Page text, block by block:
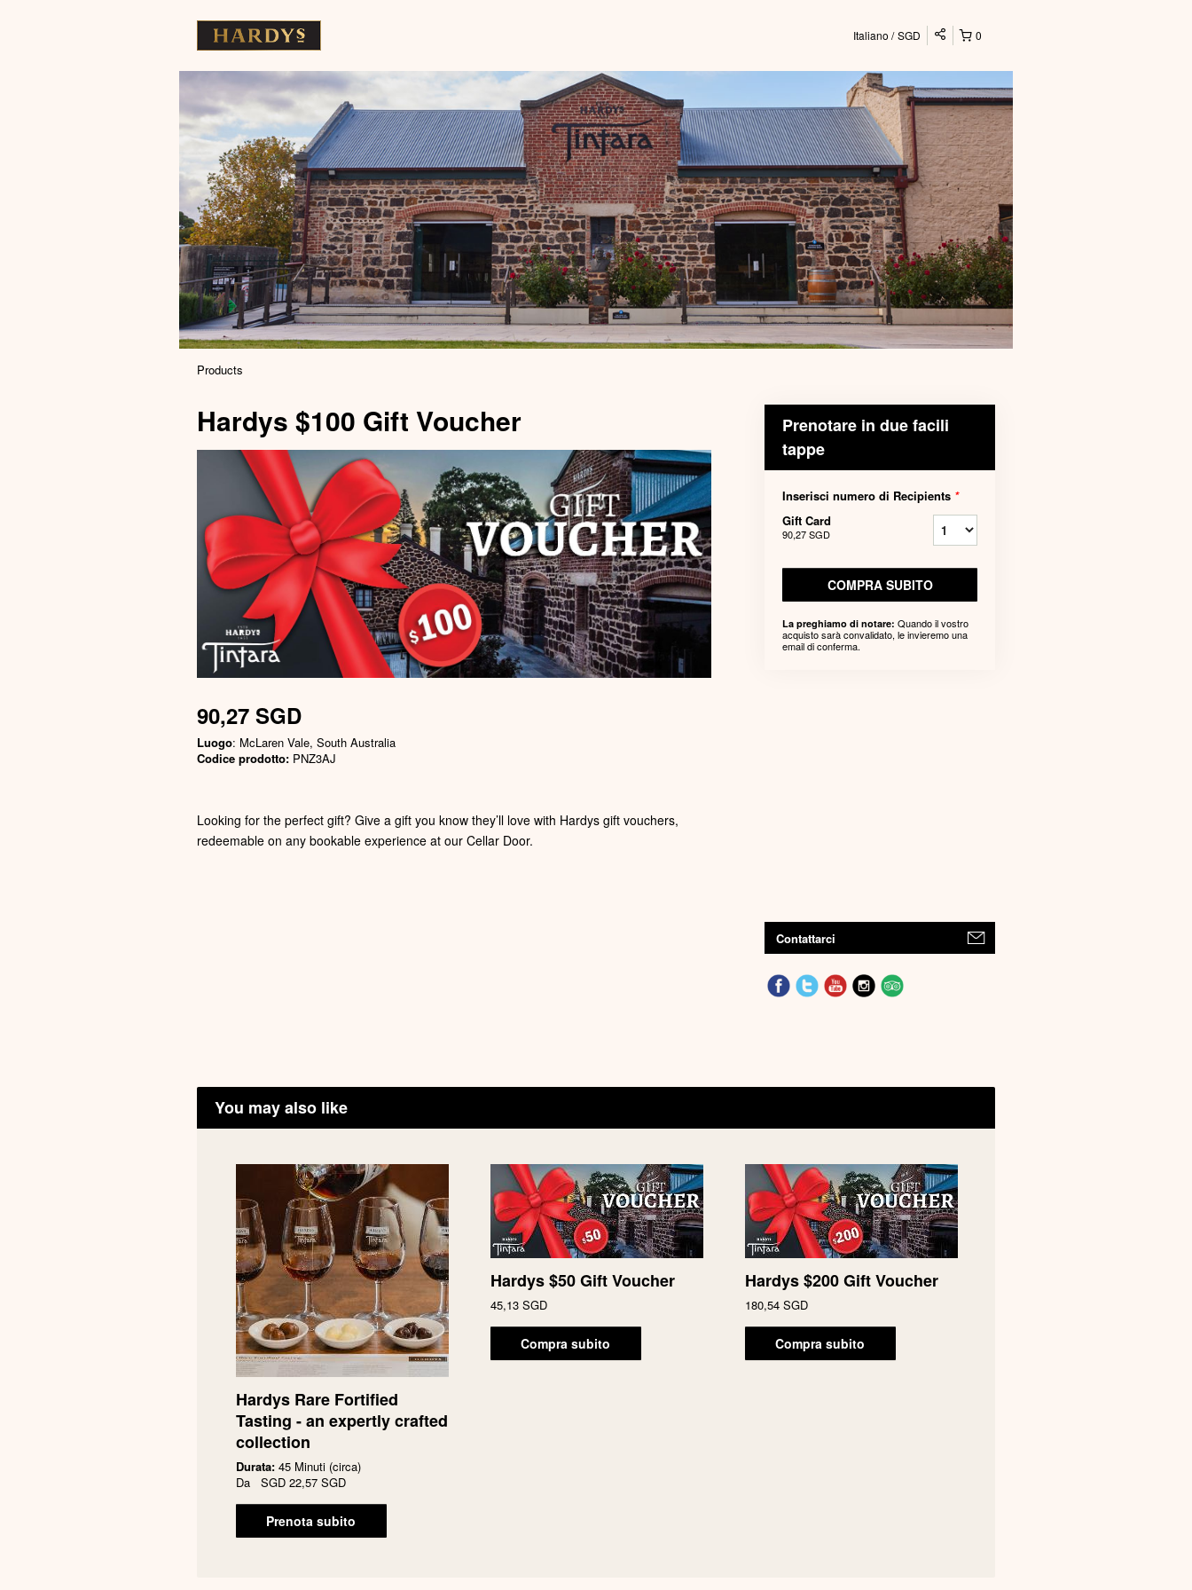
0
Italiano SGD
Products
Hardys $100 Gift Voucher
90,27 SGD
Luogo: McLaren Vale, South Australia
Codice prodotto: PNZ3AJ
Looking for the perfect gift? Give a gift you know they’ll love with Hardys gift vouchers,
redeemable on any bookable experience at our Cellar Door.
Prenotare in due facili
tappe
Inserisci numero di Recipients *
Gift Card
90,27 SGD
COMPRA SUBITO
La preghiamo di notare: Quando il vostro
acquisto sarà convalidato, le invieremo una
email di conferma.
Contattarci
You may also like
Hardys Rare Fortified
Tasting - an expertly crafted
collection
Durata: 45 Minuti (circa)
Da SGD 22,57 SGD
Prenota subito
Hardys $50 Gift Voucher
45,13 SGD
Compra subito
Hardys $200 Gift Voucher
180,54 SGD
Compra subito